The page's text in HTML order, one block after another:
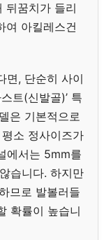
뒤꿈치가 들리
여 아킬레스건
면, 단순히 사이
트(신발골)’ 특
은 기본적으로
소 정사이즈가
에서는 5mm를
습니다. 하지만
므로 발볼러들
확률이 높습니